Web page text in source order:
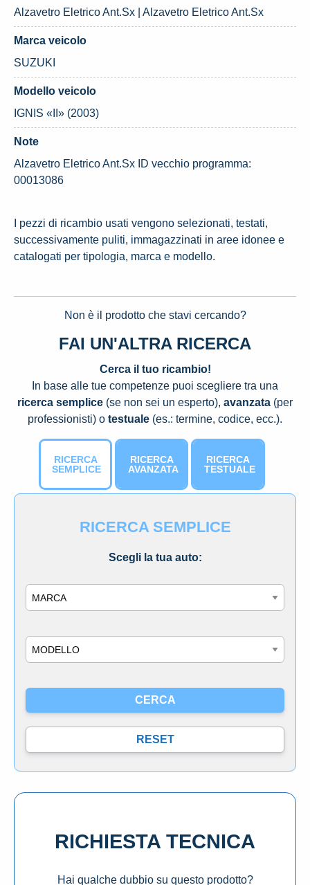
Alzavetro Eletrico Ant.Sx | Alzavetro Eletrico Ant.Sx
Marca veicolo
SUZUKI
Modello veicolo
IGNIS «II» (2003)
Note
Alzavetro Eletrico Ant.Sx ID vecchio programma:
00013086
I pezzi di ricambio usati vengono selezionati, testati,
successivamente puliti, immagazzinati in aree idonee e
catalogati per tipologia, marca e modello.
Non è il prodotto che stavi cercando?
FAI UN'ALTRA RICERCA
Cerca il tuo ricambio!
In base alle tue competenze puoi scegliere tra una
ricerca semplice (se non sei un esperto), avanzata (per
professionisti) o testuale (es.: termine, codice, ecc.).
RICERCA
SEMPLICE
RICERCA
AVANZATA
RICERCA
TESTUALE
RICERCA SEMPLICE
Scegli la tua auto:
RICHIESTA TECNICA
Hai qualche dubbio su questo prodotto?